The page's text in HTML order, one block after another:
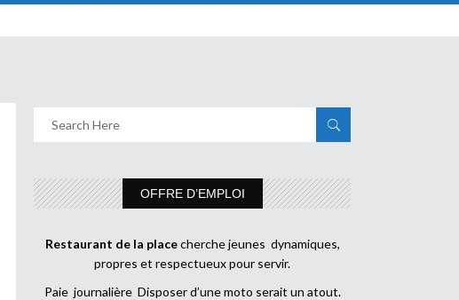
OFFRE D’EMPLOI
Restaurant de la placecherche jeunes dynamiques,
propres et respectueux pour servir.
Paie journalière Disposer d’une moto serait un atout.